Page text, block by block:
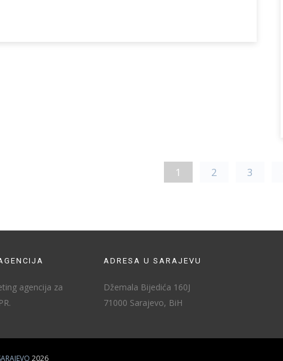
1 2 3
agencija za
ADRESA U SARAJEVU
Džemala Bijedića 160J
71000 Sarajevo, BiH
2026